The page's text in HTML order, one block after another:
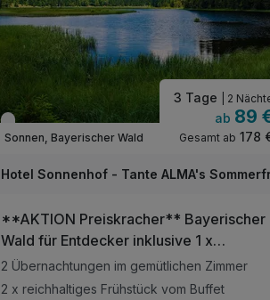
inkl. Gästekarte Wegscheider Land**
1 x Eierlikör zur Begrüßung*
inkl. Nutzung des Pool- und Saunabereichs
* alkoholfreie Alternative möglich
Verfügbar bis Dezember
Sonnen, Bayerischer Wald
3 Tage | 2
ab 89
Gesamt ab 178
**AKTION Preiskracher** Bayerischer
Wald für Entdecker inklusive 1 x
Halbpension | 3 Tage
2 Übernachtungen im gemütlichen Zimmer
2 x reichhaltiges Frühstück vom Buffet